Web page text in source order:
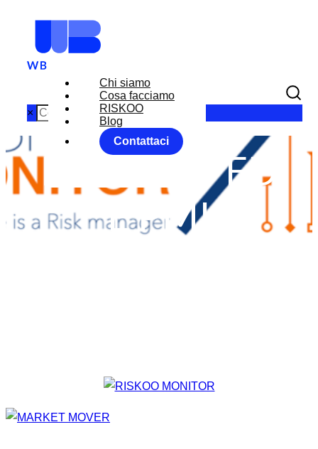
Chi siamo
Cosa facciamo
RISKOO
Blog
Contattaci
×
MINUTE FED
E PMI